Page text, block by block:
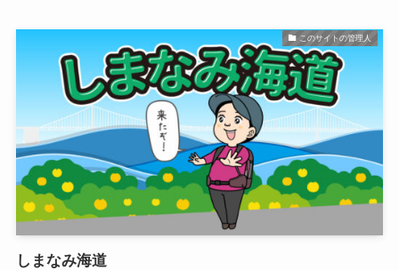
このサイトの管理人
しまなみ海道